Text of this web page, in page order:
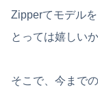
Zipperてモデル
とっては嬉しい
そこで、今まで